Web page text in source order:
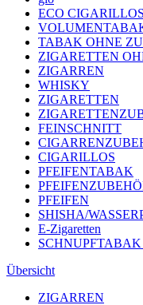
ECO CIGARILLOS
TABAK OHNE
ZIGARETTEN
ZIGARREN
WHISKY
ZIGARETTEN
FEINSCHNITT
CIGARILLOS
PFEIFENTABAK
PFEIFEN
SHISHA/
E-Zigaretten
Übersicht
ZIGARREN